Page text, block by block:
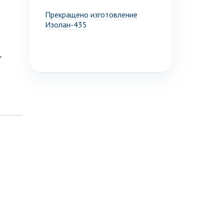
,
Прекращено изготовление
Изолан-435